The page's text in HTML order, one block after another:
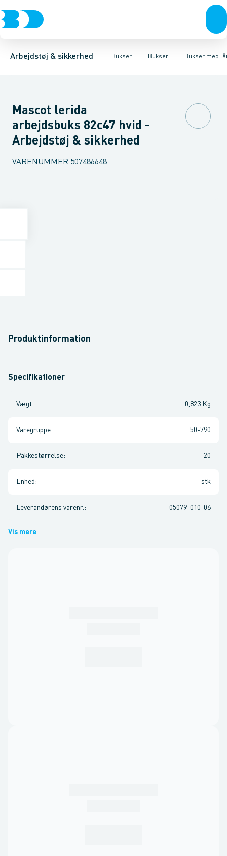
Arbejdstøj & sikkerhed Bukser
Trøjer & t-shirtsBukser Overtøj & huer Undertøj & sokkerSko
Bukser
BukserKnickers & Shorts OverallsKedeldragter Knæskånere
Bukser med
Bukser med hængelommer Bukser med lårlommer
Mascot lerida
arbejdsbuks 82c47 hvid -
Arbejdstøj & sikkerhed
VARENUMMER 507486648
Produktinformation
Specifikationer
Vægt: 0,823 Kg
Varegruppe: 50-790
Pakkestørrelse: 20
Enhed : stk
Leverandørens varenr. : 05079-010-06
Vis mere